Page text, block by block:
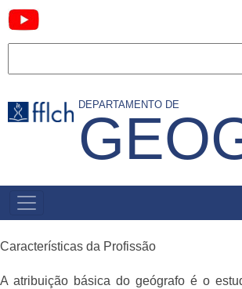
Pular
para
conteúdo
DEPARTAMENTO DE
NAVEGAÇÃO
PRINCIPAL
Características da Profissão
A atribuição básica do geógrafo é o